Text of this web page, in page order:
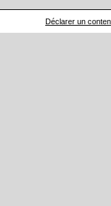
Déclarer un